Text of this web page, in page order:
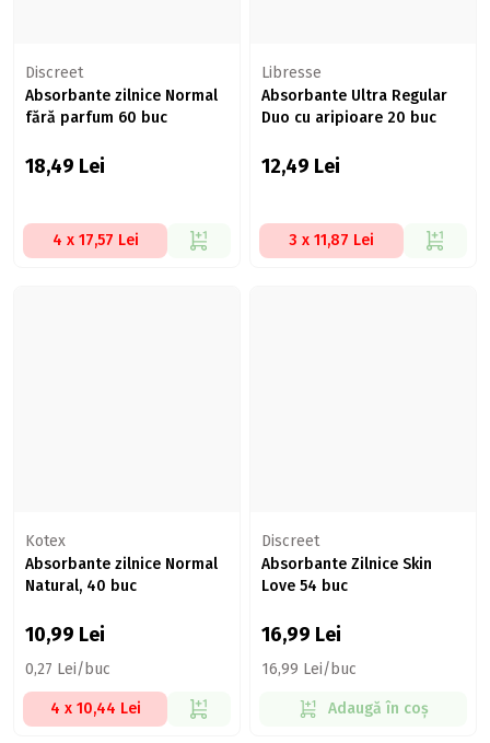
Discreet
Absorbante zilnice Normal
fără parfum 60 buc
18,49 Lei
4 x 17,57 Lei
Libresse
Absorbante Ultra Regular
Duo cu aripioare 20 buc
12,49 Lei
3 x 11,87 Lei
Kotex
Absorbante zilnice Normal
Natural, 40 buc
10,99 Lei
0,27 Lei/buc
4 x 10,44 Lei
Discreet
Absorbante Zilnice Skin
Love 54 buc
16,99 Lei
16,99 Lei/buc
Adaugă în coș